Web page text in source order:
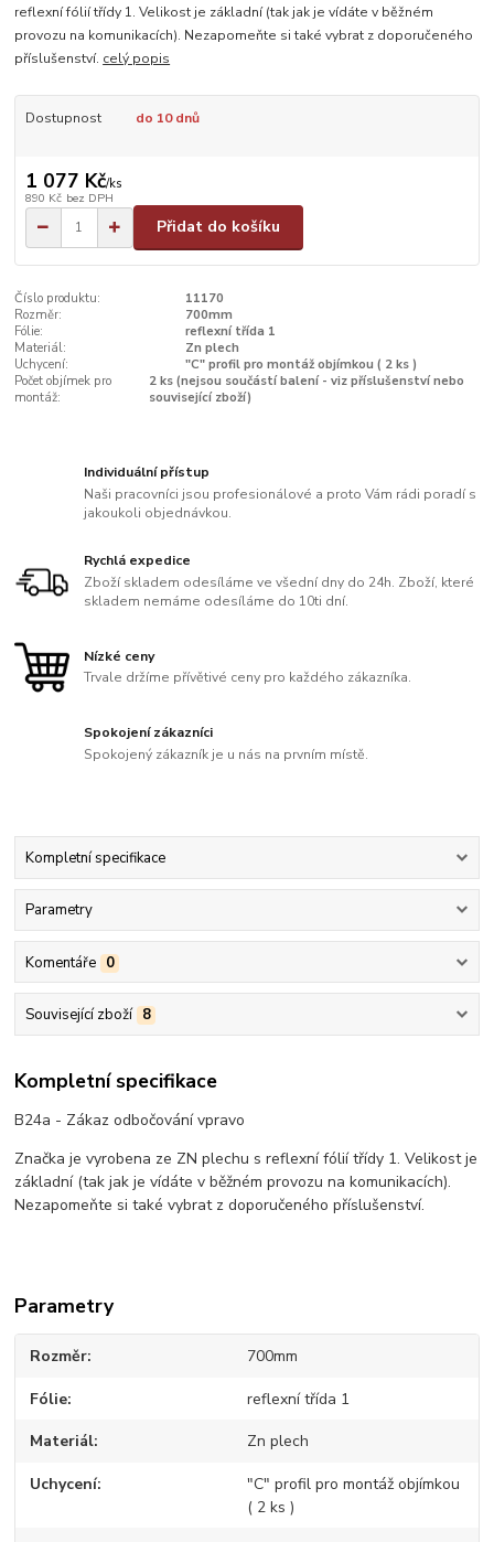
reflexní fólií třídy 1. Velikost je základní (tak jak je vídáte v běžném
provozu na komunikacích). Nezapomeňte si také vybrat z doporučeného
příslušenství. celý popis
Dostupnost do 10 dnů
1 077 Kč/ks
890 Kč bez DPH
Přidat do košíku
Číslo produktu:
11170
Rozměr:
700mm
Fólie:
reflexní třída 1
Materiál:
Zn plech
Uchycení:
"C" profil pro montáž objímkou ( 2 ks )
Počet objímek pro
montáž:
2 ks (nejsou součástí balení - viz příslušenství nebo
související zboží)
Individuální přístup
Naši pracovníci jsou profesionálové a proto Vám rádi poradí s
jakoukoli objednávkou.
Rychlá expedice
Zboží skladem odesíláme ve všední dny do 24h. Zboží, které
skladem nemáme odesíláme do 10ti dní.
Nízké ceny
Trvale držíme přívětivé ceny pro každého zákazníka.
Spokojení zákazníci
Spokojený zákazník je u nás na prvním místě.
Kompletní specifikace
Parametry
Komentáře 0
Související zboží 8
Kompletní specifikace
B24a - Zákaz odbočování vpravo
Značka je vyrobena ze ZN plechu s reflexní fólií třídy 1. Velikost je
základní (tak jak je vídáte v běžném provozu na komunikacích).
Nezapomeňte si také vybrat z doporučeného příslušenství.
Parametry
Rozměr 700mm
Fólie reflexní třída 1
Materiál Zn plech
Uchycení
"C" profil pro montáž objímkou
( 2 ks )